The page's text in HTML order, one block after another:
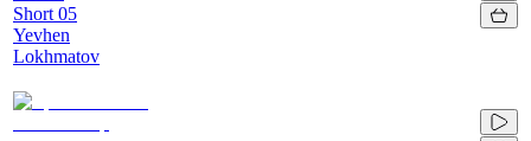
Short 05
Yevhen
Lokhmatov